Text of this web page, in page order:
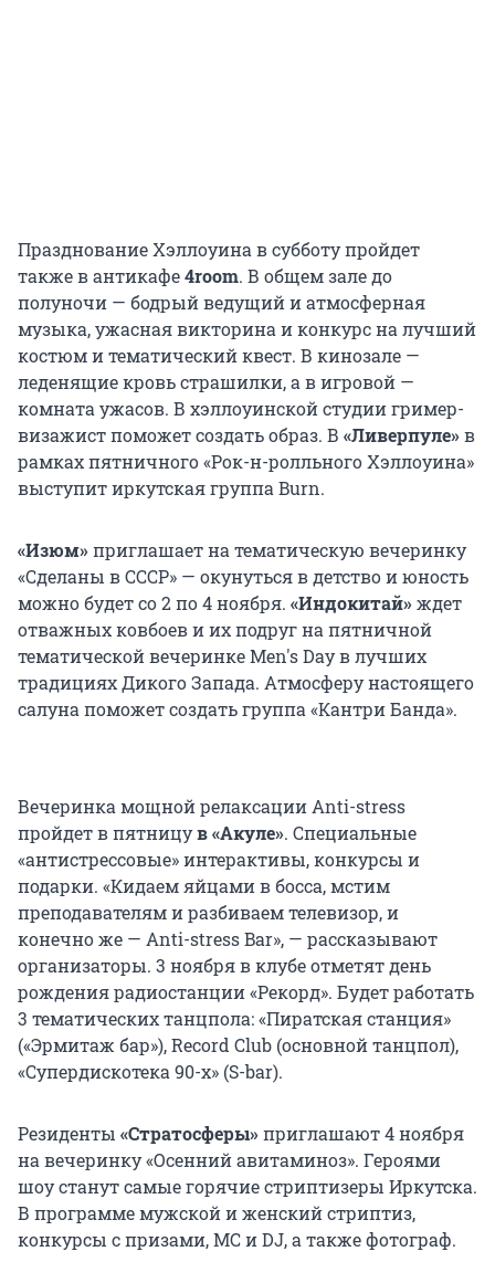
Празднование Хэллоуина в субботу пройдет
также в антикафе4room. В общем зале до
полуночи — бодрый ведущий и атмосферная
музыка, ужасная викторина и конкурс на лучший
костюм и тематический квест. В кинозале —
леденящие кровь страшилки, а в игровой —
комната ужасов. В хэллоуинской студии гример-
визажист поможет создать образ. В «Ливерпуле»в
рамках пятничного «Рок-н-ролльного Хэллоуина»
выступит иркутская группа Burn.
«Изюм»приглашает на тематическую вечеринку
«Сделаны в СССР» — окунуться в детство и юность
можно будет со 2 по 4 ноября. «Индокитай»ждет
отважных ковбоев и их подруг на пятничной
тематической вечеринке Men's Day в лучших
традициях Дикого Запада. Атмосферу настоящего
салуна поможет создать группа «Кантри Банда».
Вечеринка мощной релаксации Anti-stress
пройдет в пятницув «Акуле». Специальные
«антистрессовые» интерактивы, конкурсы и
подарки. «Кидаем яйцами в босса, мстим
преподавателям и разбиваем телевизор, и
конечно же — Аnti-stress Bar», — рассказывают
организаторы. 3 ноября в клубе отметят день
рождения радиостанции «Рекорд». Будет работать
3 тематических танцпола: «Пиратская станция»
(«Эрмитаж бар»), Record Club (основной танцпол),
«Супердискотека 90-х» (S-bar).
Резиденты «Стратосферы»приглашают 4 ноября
на вечеринку «Осенний авитаминоз». Героями
шоу станут самые горячие стриптизеры Иркутска.
В программе мужской и женский стриптиз,
конкурсы с призами, МС и DJ, а также фотограф.